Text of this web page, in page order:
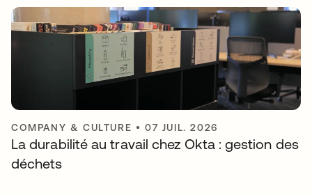
COMPANY & CULTURE •07 JUIL. 2026
La durabilité au travail chez Okta : gestion des
déchets